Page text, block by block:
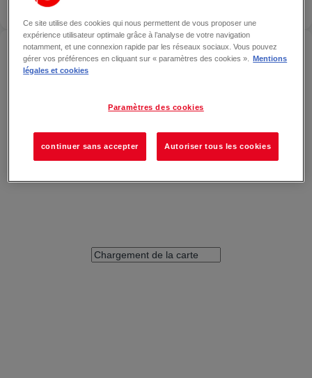
ACCÉDER À PHARMACIE DU CENTRE — SAINT-
GENIS-LAVAL
Ce site utilise des cookies qui nous permettent de vous proposer une
expérience utilisateur optimale grâce à l’analyse de votre navigation
notamment, et une connexion rapide par les réseaux sociaux. Vous pouvez
gérer vos préférences en cliquant sur « paramètres des cookies ».
Mentions
légales et cookies
Paramètres des cookies
continuer sans accepter Autoriser tous les cookies